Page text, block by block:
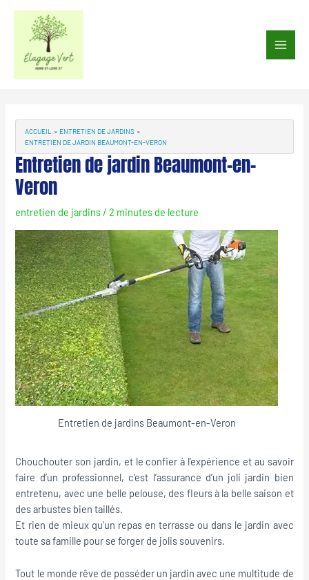
Aller
contenu
Main
ACCUEIL
ENTRETIEN DE JARDINS
ENTRETIEN DE JARDIN BEAUMONT-EN-VERON
Entretien de jardin Beaumont-en-
Veron
entretien de jardins/2 minutes de lecture
Entretien de jardins Beaumont-en-Veron
Chouchouter son jardin, et le confier à l’expérience et au savoir
faire d’un professionnel, c’est l’assurance d’un joli jardin bien
entretenu, avec une belle pelouse, des fleurs à la belle saison et
des arbustes bien taillés.
Et rien de mieux qu’un repas en terrasse ou dans le jardin avec
toute sa famille pour se forger de jolis souvenirs.
Tout le monde rêve de posséder un jardin avec une multitude de
articles